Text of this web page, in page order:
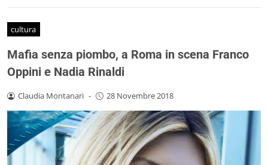
cultura
Mafia senza piombo, a Roma in scena Franco
Oppini e Nadia Rinaldi
Claudia Montanari - 28 Novembre 2018